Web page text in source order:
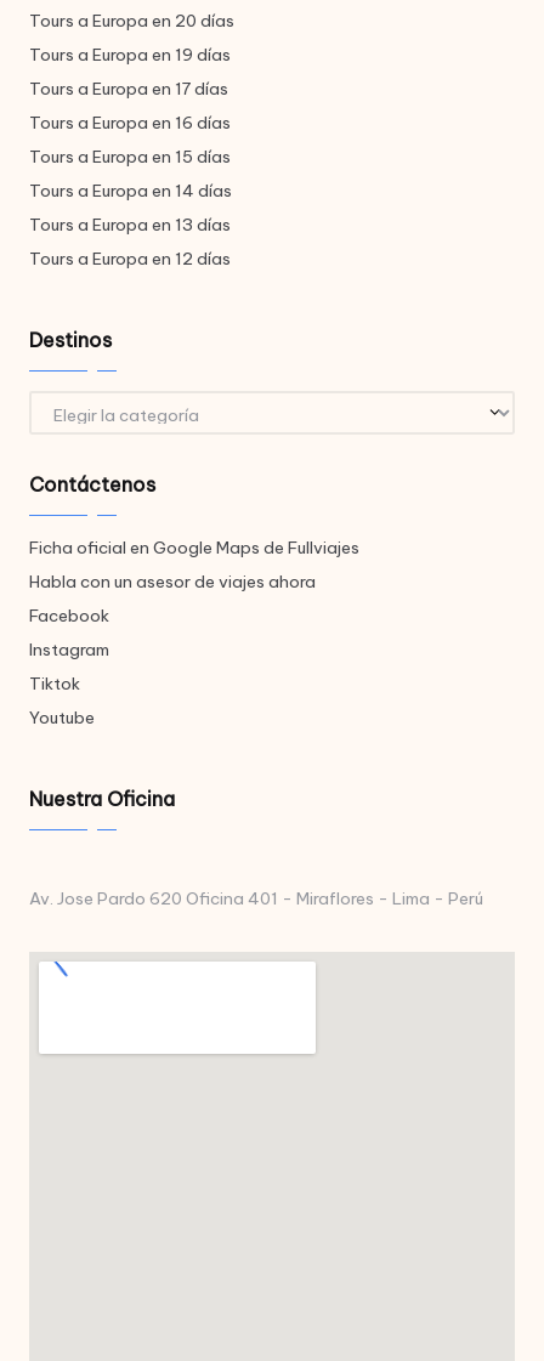
Tours a Europa en 20 días
Tours a Europa en 19 días
Tours a Europa en 17 días
Tours a Europa en 16 días
Tours a Europa en 15 días
Tours a Europa en 14 días
Tours a Europa en 13 días
Tours a Europa en 12 días
Destinos
Contáctenos
Ficha oficial en Google Maps de Fullviajes
Habla con un asesor de viajes ahora
Facebook
Instagram
Tiktok
Youtube
Nuestra Oficina
Av. Jose Pardo 620 Oficina 401 - Miraflores - Lima - Perú